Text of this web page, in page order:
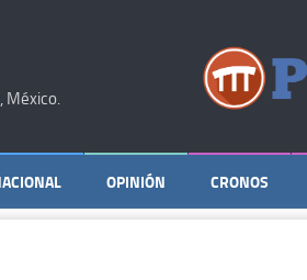
México.
OPINIÓN CRONOS